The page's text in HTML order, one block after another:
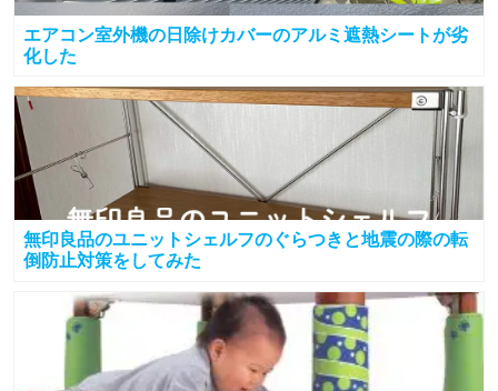
エアコン室外機の日除けカバーのアルミ遮熱シートが劣
化した
無印良品のユニットシェルフのぐらつきと地震の際の転
倒防止対策をしてみた